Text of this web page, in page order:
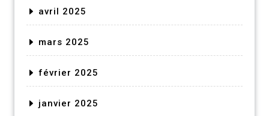
avril 2025
mars 2025
février 2025
janvier 2025